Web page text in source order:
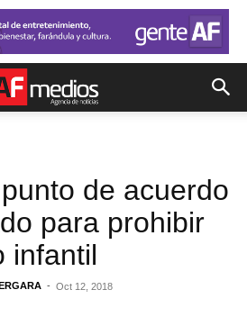
de acuerdo
para prohibir
infantil
- Oct 12, 2018